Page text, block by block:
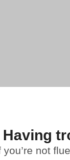
Having
you’re not